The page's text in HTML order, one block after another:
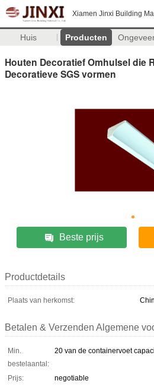
Xiamen Jinxi Building
Huis Producten
Houten Decoratief Omhulsel die
Decoratieve SGS vormen
Beste prijs
Productdetails
Plaats van herkomst:
Betalen & Verzenden Algemene
Min.
bestelaantal:
20 van de containervoet
Prijs:
negotiable